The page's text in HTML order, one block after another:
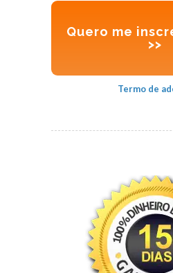
Quero me
>>
Termo de